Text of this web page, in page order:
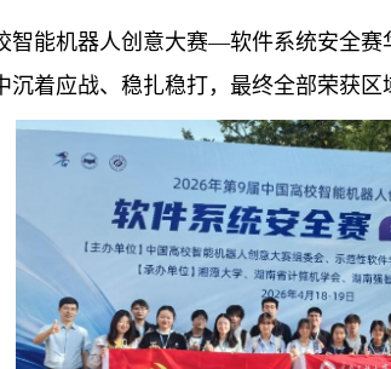
智能机器人创意大赛—软件系统安全赛
着应战、稳扎稳打，最终全部荣获